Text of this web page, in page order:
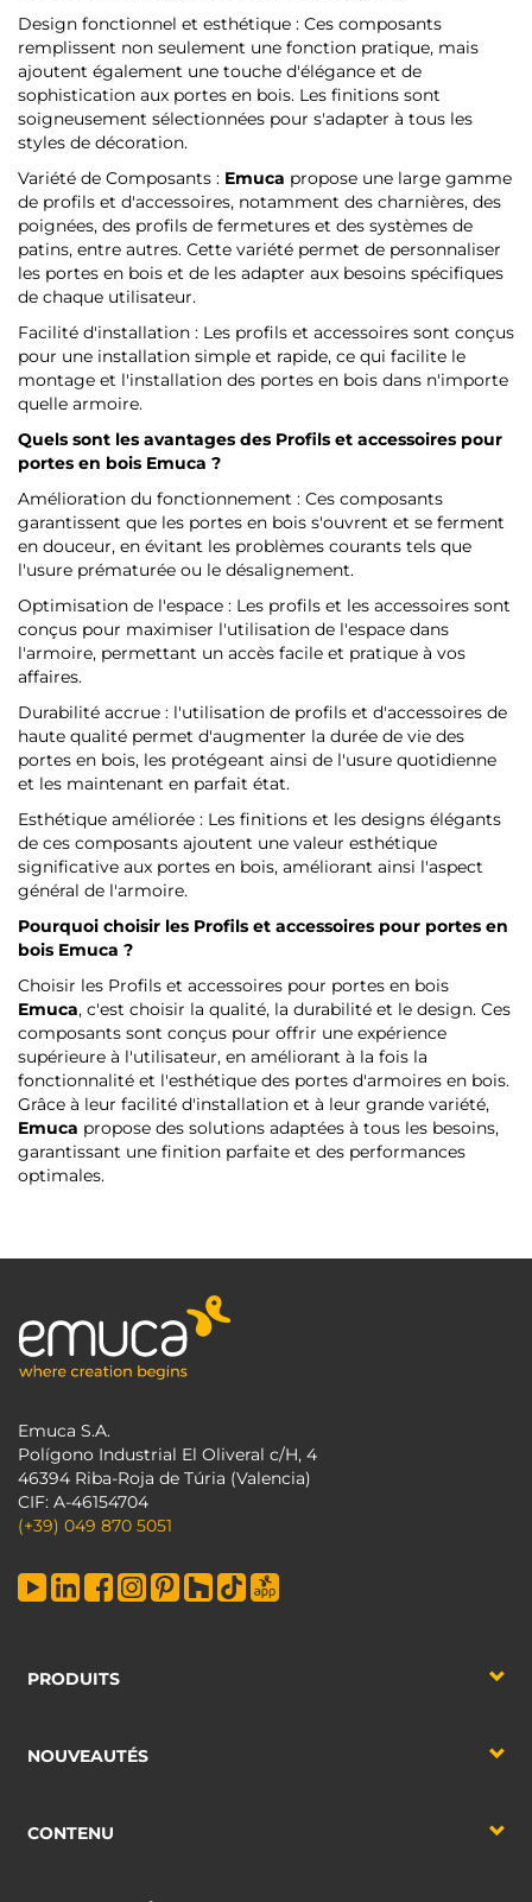
Design fonctionnel et esthétique : Ces composants
remplissent non seulement une fonction pratique, mais
ajoutent également une touche d'élégance et de
sophistication aux portes en bois. Les finitions sont
soigneusement sélectionnées pour s'adapter à tous les
styles de décoration.
Variété de Composants : Emuca propose une large gamme
de profils et d'accessoires, notamment des charnières, des
poignées, des profils de fermetures et des systèmes de
patins, entre autres. Cette variété permet de personnaliser
les portes en bois et de les adapter aux besoins spécifiques
de chaque utilisateur.
Facilité d'installation : Les profils et accessoires sont conçus
pour une installation simple et rapide, ce qui facilite le
montage et l'installation des portes en bois dans n'importe
quelle armoire.
Quels sont les avantages des Profils et accessoires pour
portes en bois Emuca ?
Amélioration du fonctionnement : Ces composants
garantissent que les portes en bois s'ouvrent et se ferment
en douceur, en évitant les problèmes courants tels que
l'usure prématurée ou le désalignement.
Optimisation de l'espace : Les profils et les accessoires sont
conçus pour maximiser l'utilisation de l'espace dans
l'armoire, permettant un accès facile et pratique à vos
affaires.
Durabilité accrue : l'utilisation de profils et d'accessoires de
haute qualité permet d'augmenter la durée de vie des
portes en bois, les protégeant ainsi de l'usure quotidienne
et les maintenant en parfait état.
Esthétique améliorée : Les finitions et les designs élégants
de ces composants ajoutent une valeur esthétique
significative aux portes en bois, améliorant ainsi l'aspect
général de l'armoire.
Pourquoi choisir les Profils et accessoires pour portes en
bois Emuca ?
Choisir les Profils et accessoires pour portes en bois
Emuca, c'est choisir la qualité, la durabilité et le design. Ces
composants sont conçus pour offrir une expérience
supérieure à l'utilisateur, en améliorant à la fois la
fonctionnalité et l'esthétique des portes d'armoires en bois.
Grâce à leur facilité d'installation et à leur grande variété,
Emuca propose des solutions adaptées à tous les besoins,
garantissant une finition parfaite et des performances
optimales.
Emuca S.A.
Polígono Industrial El Oliveral c/H, 4
46394 Riba-Roja de Túria (Valencia)
CIF: A-46154704
(+39) 049 870 5051
PRODUITS
NOUVEAUTÉS
CONTENU